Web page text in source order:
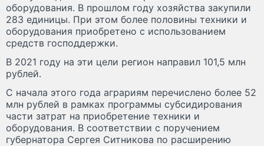
оборудования. В прошлом году хозяйства закупили
283 единицы. При этом более половины техники и
оборудования приобретено с использованием
средств господдержки.
В 2021 году на эти цели регион направил 101,5 млн
рублей.
С начала этого года аграриям перечислено более 52
млн рублей в рамках программы субсидирования
части затрат на приобретение техники и
оборудования. В соответствии с поручением
губернатора Сергея Ситникова по расширению